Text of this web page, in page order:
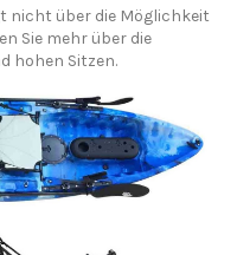
nicht über die Möglichkeit
Sie mehr über die
hohen Sitzen.